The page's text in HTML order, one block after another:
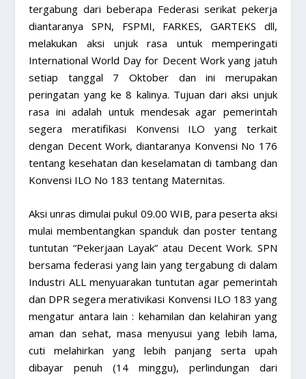
tergabung dari beberapa Federasi serikat pekerja
diantaranya SPN, FSPMI, FARKES, GARTEKS dll,
melakukan aksi unjuk rasa untuk memperingati
International World Day for Decent Work yang jatuh
setiap tanggal 7 Oktober dan ini merupakan
peringatan yang ke 8 kalinya. Tujuan dari aksi unjuk
rasa ini adalah untuk mendesak agar pemerintah
segera meratifikasi Konvensi ILO yang terkait
dengan Decent Work, diantaranya Konvensi No 176
tentang kesehatan dan keselamatan di tambang dan
Konvensi ILO No 183 tentang Maternitas.
Aksi unras dimulai pukul 09.00 WIB, para peserta aksi
mulai membentangkan spanduk dan poster tentang
tuntutan “Pekerjaan Layak” atau Decent Work. SPN
bersama federasi yang lain yang tergabung di dalam
Industri ALL menyuarakan tuntutan agar pemerintah
dan DPR segera merativikasi Konvensi ILO 183 yang
mengatur antara lain : kehamilan dan kelahiran yang
aman dan sehat, masa menyusui yang lebih lama,
cuti melahirkan yang lebih panjang serta upah
dibayar penuh (14 minggu), perlindungan dari